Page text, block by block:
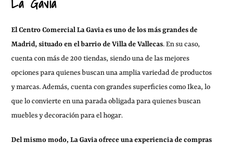
El Centro Comercial La Gavia es uno de los más grandes de
Madrid, situado en el barrio de Villa de Vallecas. En su caso,
cuenta con más de 200 tiendas, siendo una de las mejores
opciones para quienes buscan una amplia variedad de productos
y marcas. Además, cuenta con grandes superficies como Ikea, lo
que lo convierte en una parada obligada para quienes buscan
muebles y decoración para el hogar.
Del mismo modo, La Gavia ofrece una experiencia de compras